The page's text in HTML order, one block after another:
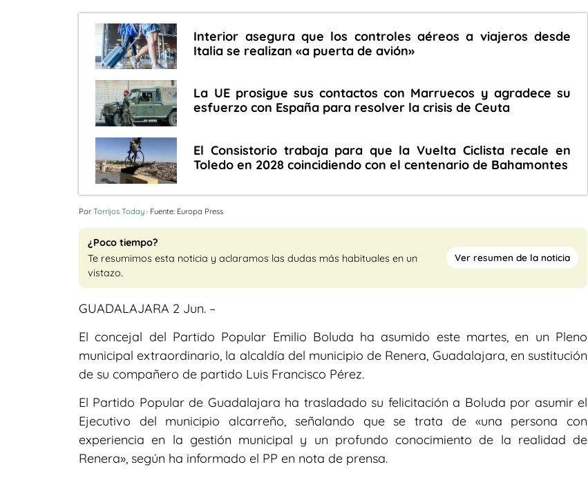
Interior asegura que los controles aéreos a viajeros desde
Italia se realizan «a puerta de avión»
La UE prosigue sus contactos con Marruecos y agradece su
esfuerzo con España para resolver la crisis de Ceuta
El Consistorio trabaja para que la Vuelta Ciclista recale en
Toledo en 2028 coincidiendo con el centenario de Bahamontes
Por Torrijos Today · Fuente: Europa Press
¿Poco tiempo?
Te resumimos esta noticia y aclaramos las dudas más habituales en un
vistazo.
Ver resumen de la noticia
GUADALAJARA 2 Jun. –
El concejal del Partido Popular Emilio Boluda ha asumido este martes, en un Pleno
municipal extraordinario, la alcaldía del municipio de Renera, Guadalajara, en sustitución
de su compañero de partido Luis Francisco Pérez.
El Partido Popular de Guadalajara ha trasladado su felicitación a Boluda por asumir el
Ejecutivo del municipio alcarreño, señalando que se trata de «una persona con
experiencia en la gestión municipal y un profundo conocimiento de la realidad de
Renera», según ha informado el PP en nota de prensa.